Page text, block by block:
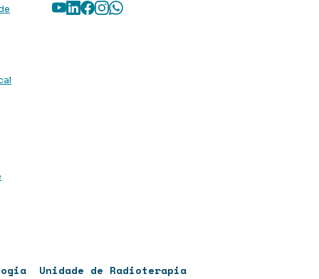
Youtube
LinkedIn
Facebook
Instagram
WhatsApp
Unidade de Radioterapia